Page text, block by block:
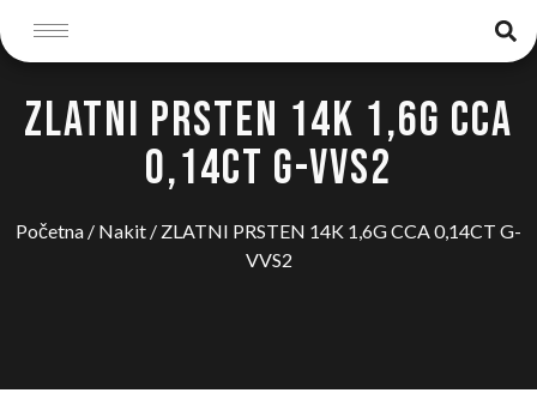
ZLATNI PRSTEN 14K 1,6G CCA
0,14CT G-VVS2
Početna / Nakit / ZLATNI PRSTEN 14K 1,6G CCA 0,14CT G-
VVS2